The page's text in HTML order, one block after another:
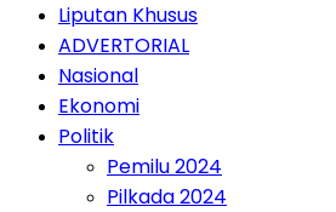
Liputan Khusus
ADVERTORIAL
Nasional
Ekonomi
Politik
Pemilu 2024
Pilkada 2024